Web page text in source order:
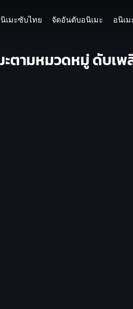
เมะซับไทย จัดอันดับอนิเมะ
อนิเ
ะตามหมวดหมู่ ดับเพ